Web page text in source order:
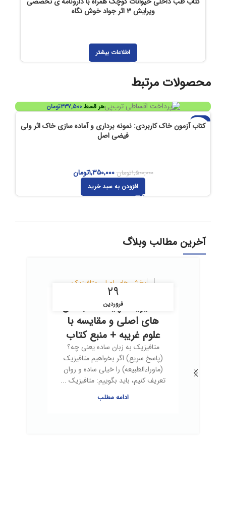
ویرایش ۳ اثر جواد خوش نگاه
اطلاعات بیشتر
محصولات مرتبط
هر قسط۳۳۷,۵۰۰تومان
-۱۰%
کتاب آزمون خاک کاربردی: نمونه برداری و آماده سازی خاک اثر ولی
فیضی اصل
۱,۵۰۰,۰۰۰تومان ۱,۳۵۰,۰۰۰تومان
افزودن به سبد خرید
آخرین مطالب وبلاگ
۲۹
فروردین
متافیزیک چیست؟ بخش
های اصلی و مقایسه با
علوم غریبه + منبع کتاب
متافیزیک به زبان ساده یعنی چه؟
(پاسخ سریع) اگر بخواهیم متافیزیک
(ماوراءالطبیعه) را خیلی ساده و روان
تعریف کنیم، باید بگوییم: متافیزیک ...
ادامه مطلب